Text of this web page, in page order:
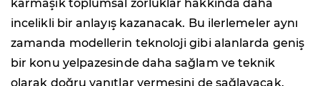
karmaşık toplumsal zorluklar hakkında daha
incelikli bir anlayış kazanacak. Bu ilerlemeler aynı
zamanda modellerin teknoloji gibi alanlarda geniş
bir konu yelpazesinde daha sağlam ve teknik
olarak doğru yanıtlar vermesini de sağlayacak.